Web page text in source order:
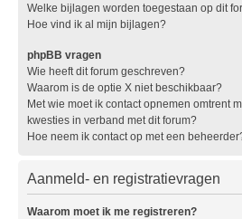
Welke bijlagen worden toegestaan op dit
Hoe vind ik al mijn bijlagen?
phpBB vragen
Wie heeft dit forum geschreven?
Waarom is de optie X niet beschikbaar?
Met wie moet ik contact opnemen omtrent
kwesties in verband met dit forum?
Hoe neem ik contact op met een
Aanmeld- en registratievragen
Waarom moet ik me registreren?